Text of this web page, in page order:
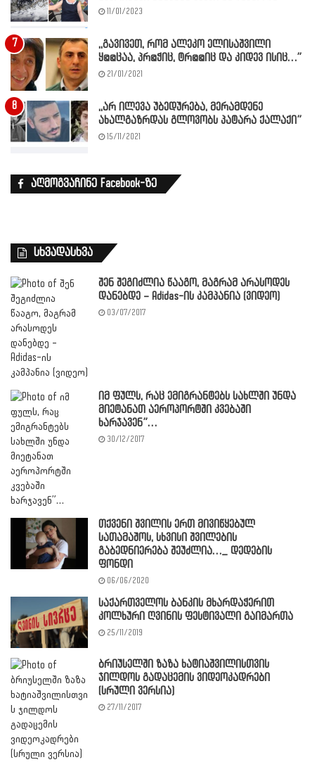
11/01/2023
,,გავივეთ, რომ ალეკო ელისაშვილი
ყ@@ცაა, პრ@ჭიც, ტრ@@იც და კიდევ ისიც…”
21/01/2021
,,არ ილევა უბედურება, მერამდენე
ახალგაზრდას გლოვობს პატარა ქალაქი”
15/11/2021
აღმოგვაჩინე Facebook-ზე
სხვადასხვა
შენ შეგიძლია წააგო, მაგრამ არასოდეს
დანებდე – Adidas-ის კამპანია (ვიდეო)
03/07/2017
იმ ფულს, რაც ემიგრანტებს სახლში უნდა
მიეტანათ აეროპორტში კვებაში
ხარჯავენ”…
30/12/2017
თქვენი შვილის ერთ მივიწყებულ
სათამაშოს, სხვისი შვილების
გაბედნიერება შეუძლია…_ დედების
ფონდი
06/06/2020
საქართველოს ბანკის მხარდაჭერით
კოლხური ღვინის ფესტივალი გაიმართა
25/11/2019
ბრიუსელში ზაზა ხატიაშვილისთვის
ჯილდოს გადაცემის ვიდეოკადრები
(სრული ვერსია)
27/11/2017